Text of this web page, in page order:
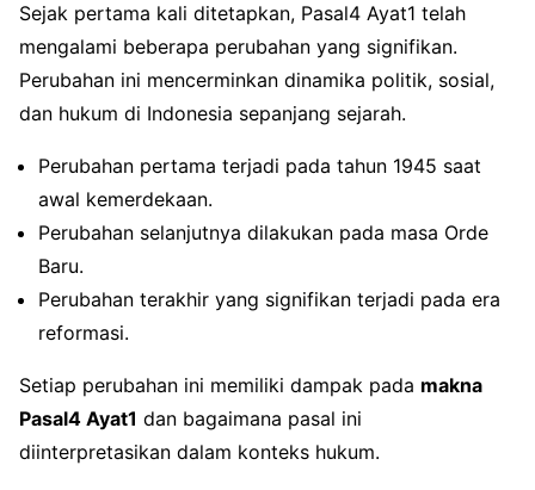
Sejak pertama kali ditetapkan, Pasal4 Ayat1 telah
mengalami beberapa perubahan yang signifikan.
Perubahan ini mencerminkan dinamika politik, sosial,
dan hukum di Indonesia sepanjang sejarah.
Perubahan pertama terjadi pada tahun 1945 saat
awal kemerdekaan.
Perubahan selanjutnya dilakukan pada masa Orde
Baru.
Perubahan terakhir yang signifikan terjadi pada era
reformasi.
Setiap perubahan ini memiliki dampak pada makna
Pasal4 Ayat1 dan bagaimana pasal ini
diinterpretasikan dalam konteks hukum.